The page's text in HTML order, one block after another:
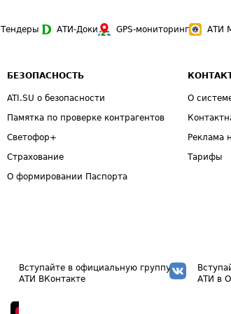
Тендеры АТИ-Доки GPS-мониторинг АТИ
БЕЗОПАСНОСТЬ
ATI.SU о безопасности
Памятка по проверке контрагентов
Светофор+
Страхование
О формировании Паспорта
О
Реклама
Тарифы
Вступайте в официальную группу
АТИ ВКонтакте
АТИ в